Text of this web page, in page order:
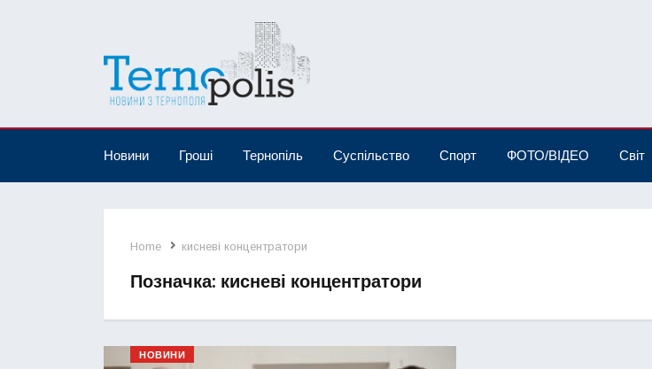
Новини Гроші Тернопіль Суспільство Спорт ФОТО/ВІДЕО Світ
Home кисневі концентратори
Позначка: кисневі концентратори
НОВИНИ